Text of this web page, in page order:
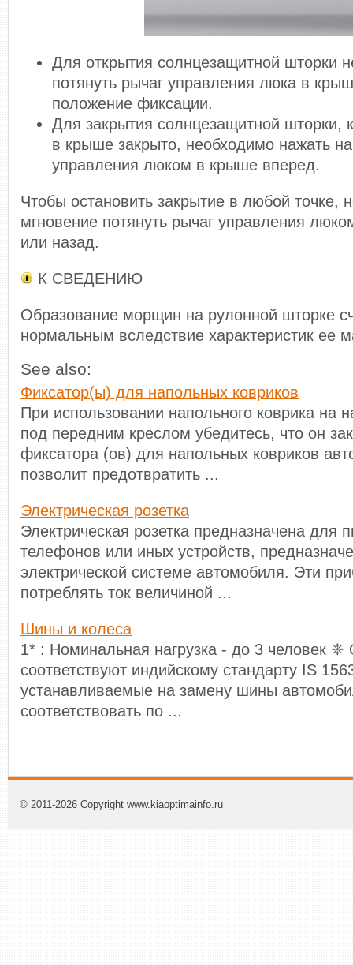
Для открытия солнцезащитной шторки
потянуть рычаг управления люка в
положение фиксации.
Для закрытия солнцезащитной шторки,
в крыше закрыто, необходимо нажать
управления люком в крыше вперед.
Чтобы остановить закрытие в любой точке,
мгновение потянуть рычаг управления
или назад.
К СВЕДЕНИЮ
Образование морщин на рулонной шторке
нормальным вследствие характеристик ее
See also:
Фиксатор(ы) для напольных ковриков
При использовании напольного коврика на
под передним креслом убедитесь, что он
фиксатора (ов) для напольных ковриков
позволит предотвратить ...
Электрическая розетка
Электрическая розетка предназначена для
телефонов или иных устройств,
электрической системе автомобиля. Эти
потреблять ток величиной ...
Шины и кoлeca
1* : Номинальная нагрузка - до 3 человек
соответствуют индийскому стандарту IS
устанавливаемые на замену шины
соответствовать по ...
© 2011-2026 Copyright www.kiaoptimainfo.ru